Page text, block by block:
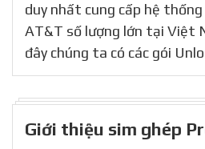
duy nhất cung cấp hệ
AT&T số lượng lớn tại Việt
đây chúng ta có các gói
Giới thiệu sim ghép